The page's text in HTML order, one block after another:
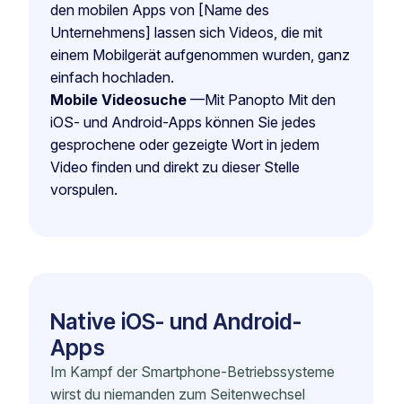
den mobilen Apps von [Name des
Unternehmens] lassen sich Videos, die mit
einem Mobilgerät aufgenommen wurden, ganz
einfach hochladen.
Mobile Videosuche —Mit Panopto Mit den
iOS- und Android-Apps können Sie jedes
gesprochene oder gezeigte Wort in jedem
Video finden und direkt zu dieser Stelle
vorspulen.
Native iOS- und Android-
Apps
Im Kampf der Smartphone-Betriebssysteme
wirst du niemanden zum Seitenwechsel